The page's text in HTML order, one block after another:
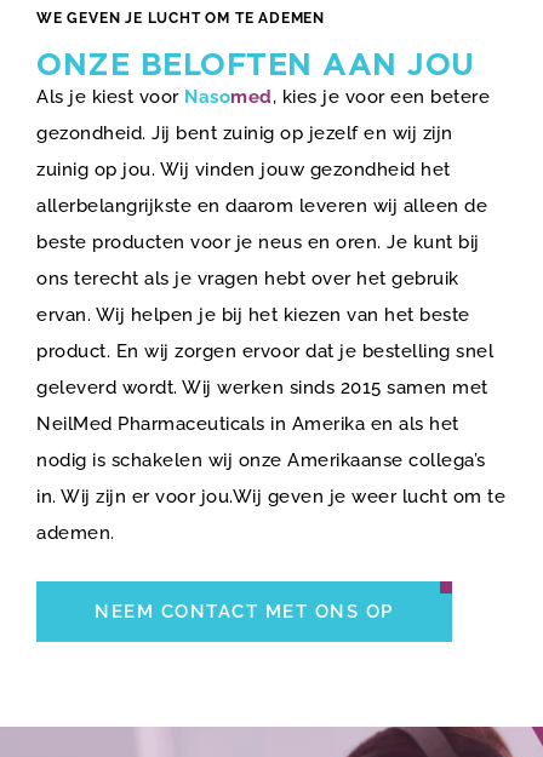
WE GEVEN JE LUCHT OM TE ADEMEN
ONZE BELOFTEN AAN JOU
Als je kiest voor Nasomed, kies je voor een betere
gezondheid. Jij bent zuinig op jezelf en wij zijn
zuinig op jou. Wij vinden jouw gezondheid het
allerbelangrijkste en daarom leveren wij alleen de
beste producten voor je neus en oren. Je kunt bij
ons terecht als je vragen hebt over het gebruik
ervan. Wij helpen je bij het kiezen van het beste
product. En wij zorgen ervoor dat je bestelling snel
geleverd wordt. Wij werken sinds 2015 samen met
NeilMed Pharmaceuticals in Amerika en als het
nodig is schakelen wij onze Amerikaanse collega’s
in. Wij zijn er voor jou.Wij geven je weer lucht om te
ademen.
NEEM CONTACT MET ONS OP